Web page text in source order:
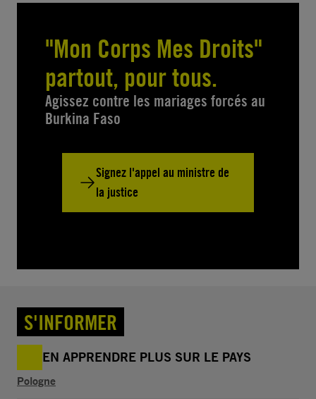
"Mon Corps Mes Droits"
partout, pour tous.
Agissez contre les mariages forcés au
Burkina Faso
Signez l'appel au ministre de
la justice
S'INFORMER
EN APPRENDRE PLUS SUR LE PAYS
Pologne